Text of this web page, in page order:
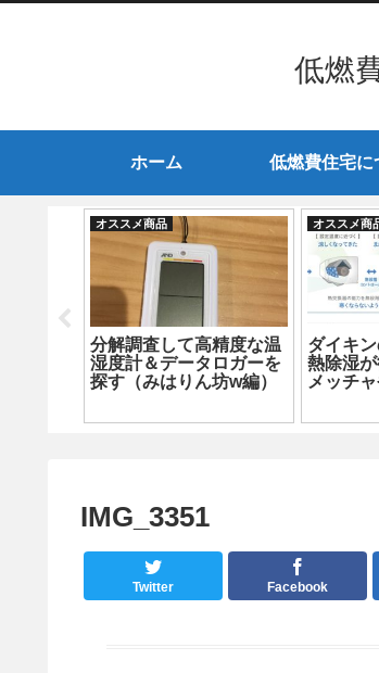
低燃
ホーム 低燃費住宅に
オススメ商品
分解調査して高精度な温
湿度計＆データロガーを
探す（みはりん坊w編）
オススメ商
ダイキ
熱除湿
メッチ
IMG_3351
Twitter Facebook